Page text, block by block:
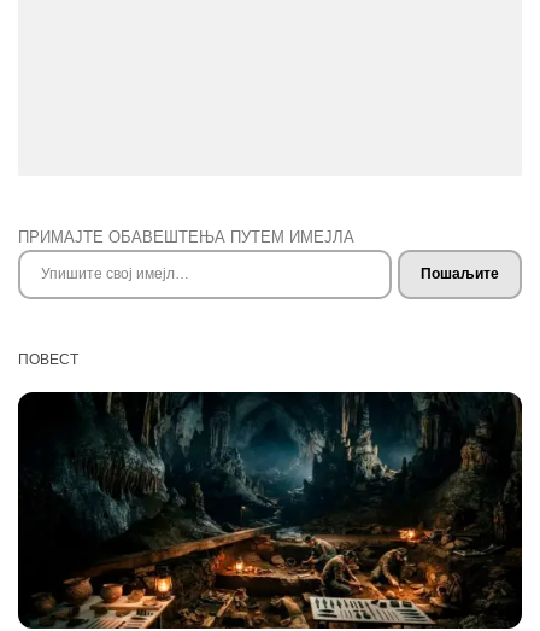
ПРИМАЈТЕ ОБАВЕШТЕЊА ПУТЕМ ИМЕЈЛА
Упишите свој имејл…
Пошаљите
ПОВЕСТ